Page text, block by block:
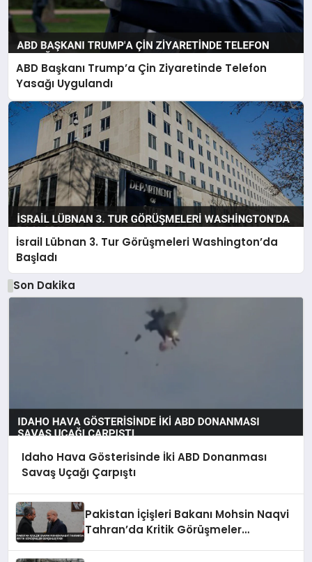
ABD Başkanı Trump’a Çin Ziyaretinde Telefon
Yasağı Uygulandı
İsrail Lübnan 3. Tur Görüşmeleri Washington’da
Başladı
Son Dakika
Idaho Hava Gösterisinde İki ABD Donanması
Savaş Uçağı Çarpıştı
Pakistan İçişleri Bakanı Mohsin Naqvi
Tahran’da Kritik Görüşmeler